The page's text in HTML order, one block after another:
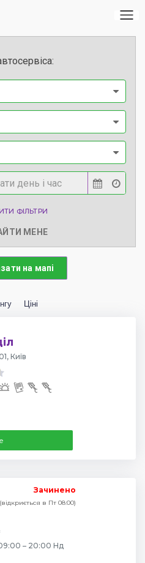
ФІЛЬТРИ
МЕНЕ
на мапі
Ціні
Київ
Зачинено
(відкриється в Пт 08:00)
– 20:00 Нд